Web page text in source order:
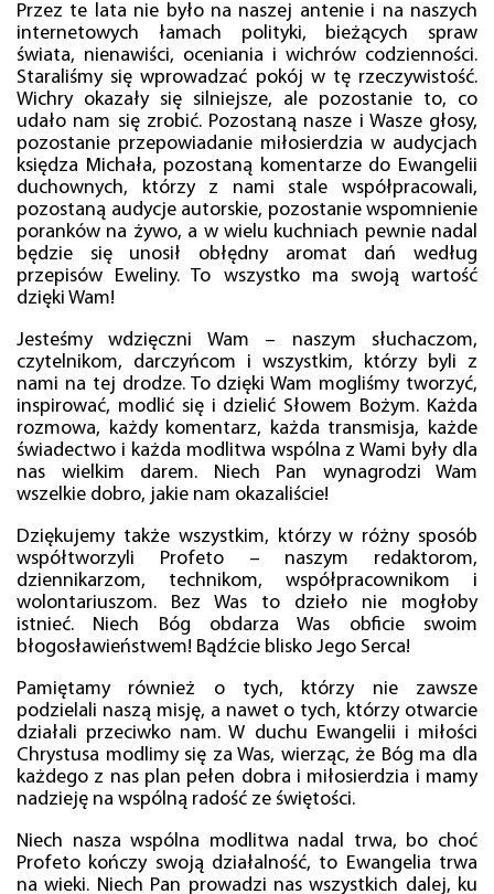
Przez te lata nie było na naszej antenie i na naszych
internetowych łamach polityki, bieżących spraw
świata, nienawiści, oceniania i wichrów codzienności.
Staraliśmy się wprowadzać pokój w tę rzeczywistość.
Wichry okazały się silniejsze, ale pozostanie to, co
udało nam się zrobić. Pozostaną nasze i Wasze głosy,
pozostanie przepowiadanie miłosierdzia w audycjach
księdza Michała, pozostaną komentarze do Ewangelii
duchownych, którzy z nami stale współpracowali,
pozostaną audycje autorskie, pozostanie wspomnienie
poranków na żywo, a w wielu kuchniach pewnie nadal
będzie się unosił obłędny aromat dań według
przepisów Eweliny. To wszystko ma swoją wartość
dzięki Wam!
Jesteśmy wdzięczni Wam – naszym słuchaczom,
czytelnikom, darczyńcom i wszystkim, którzy byli z
nami na tej drodze. To dzięki Wam mogliśmy tworzyć,
inspirować, modlić się i dzielić Słowem Bożym. Każda
rozmowa, każdy komentarz, każda transmisja, każde
świadectwo i każda modlitwa wspólna z Wami były dla
nas wielkim darem. Niech Pan wynagrodzi Wam
wszelkie dobro, jakie nam okazaliście!
Dziękujemy także wszystkim, którzy w różny sposób
współtworzyli Profeto – naszym redaktorom,
dziennikarzom, technikom, współpracownikom i
wolontariuszom. Bez Was to dzieło nie mogłoby
istnieć. Niech Bóg obdarza Was obficie swoim
błogosławieństwem! Bądźcie blisko Jego Serca!
Pamiętamy również o tych, którzy nie zawsze
podzielali naszą misję, a nawet o tych, którzy otwarcie
działali przeciwko nam. W duchu Ewangelii i miłości
Chrystusa modlimy się za Was, wierząc, że Bóg ma dla
każdego z nas plan pełen dobra i miłosierdzia i mamy
nadzieję na wspólną radość ze świętości.
Niech nasza wspólna modlitwa nadal trwa, bo choć
Profeto kończy swoją działalność, to Ewangelia trwa
na wieki. Niech Pan prowadzi nas wszystkich dalej, ku